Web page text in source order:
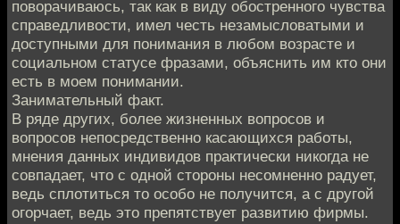
поворачиваюсь, так как в виду обостренного чувства
справедливости, имел честь незамысловатыми и
доступными для понимания в любом возрасте и
социальном статусе фразами, объяснить им кто они
есть в моем понимании.
Занимательный факт.
В ряде других, более жизненных вопросов и
вопросов непосредственно касающихся работы,
мнения данных индивидов практически никогда не
совпадает, что с одной стороны несомненно радует,
ведь сплотиться то особо не получится, а с другой
огорчает, ведь это препятствует развитию фирмы.